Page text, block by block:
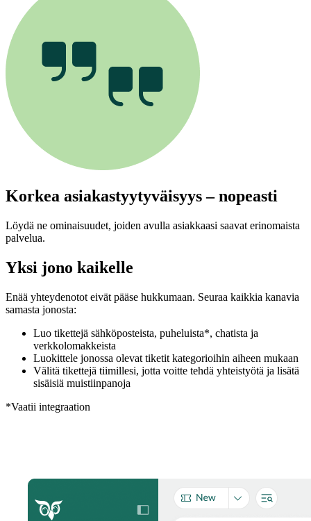
Korkea asiakastyytyväisyys – nopeasti
Löydä ne ominaisuudet, joiden avulla asiakkaasi saavat erinomaista
palvelua.
Yksi jono kaikelle
Enää yhteydenotot eivät pääse hukkumaan. Seuraa kaikkia kanavia
samasta jonosta:
Luo tikettejä sähköposteista, puheluista*, chatista ja
verkkolomakkeista
Luokittele jonossa olevat tiketit kategorioihin aiheen mukaan
Välitä tikettejä tiimillesi, jotta voitte tehdä yhteistyötä ja lisätä
sisäisiä muistiinpanoja
*Vaatii integraation